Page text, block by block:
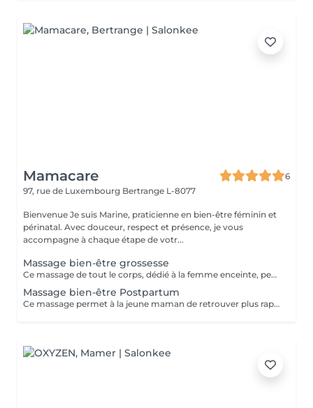
Mamacare
6
97, rue de Luxembourg Bertrange L-8077
Bienvenue Je suis Marine, praticienne en bien-être féminin et
périnatal. Avec douceur, respect et présence, je vous
accompagne à chaque étape de votr...
Massage bien-être grossesse
Ce massage de tout le corps, dédié à la femme enceinte, permet de soulager les maux de la grossesse et de détendre le corps et l'esprit. Il permet d'apprivoiser en douceur les lignes d'un corps en transformation, de se préparer en toute sérénité à l'accouchement et à la maternité. Mélange de techniques de massage bien-être et de points énergétiques, ce massage s'adapte aux besoins spécifiques de chaque femme et de chaque étape de la grossesse : le choix des manuvres est personnalisé pour créer un moment de détente unique. Ce massage peut se pratiquer à partir du 2e trimestre de grossesse. La séance est composée d'un temps d'échange, pour que nous fassions connaissance et que vous puissiez me communiquer vos besoins, puis du massage en lui-même, qui dure environ 50 minutes.
Massage bien-être Postpartum
Ce massage permet à la jeune maman de retrouver plus rapidement son équilibre, en apportant une sensation de bien-être intense, de la tête aux pieds. Grâce à un protocole unique mêlant techniques de massage bien-être et points d'acupression de médecine chinoise, ce massage réunifie et rééquilibre l'énergie du bassin, replace doucement les organes du ventre, stimule la vitalité, soulage les tensions et décongestionne les jambes lourdes. Il apaise le stress, permet de ressentir les contours de son corps en douceur et de s'y sentir bien. Ce massage s'adapte et se module selon les besoins : le choix des manuvres est personnalisé afin de répondre au mieux aux besoins spécifiques de chaque cliente. EN OPTION : Le serrage à l'aide d'un rebozo (tissu au tissage particulier, venant du Mexique) permet notamment au bassin de se replacer doucement, de soulager les douleurs ligamentaires ou articulaires résiduelles de la grossesse, et aide les organes et l'utérus à reprendre leur taille et position initiales.